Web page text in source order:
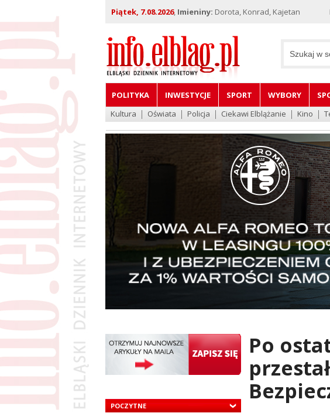
Piątek, 7.08.2026, Imieniny: Dorota, Konrad, Kajetan
POLITYKA INWESTYCJE SPORT WYBORY
Kultura
Oświata Policja Ciekawi Elblążanie Kino
POCZYTNE
Po